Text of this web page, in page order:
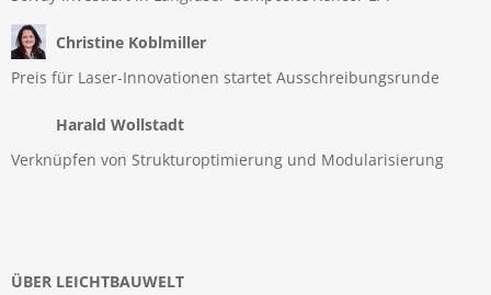
Christine Koblmiller
Preis für Laser-Innovationen startet Ausschreibungsrunde
Harald Wollstadt
Verknüpfen von Strukturoptimierung und Modularisierung
ÜBER LEICHTBAUWELT